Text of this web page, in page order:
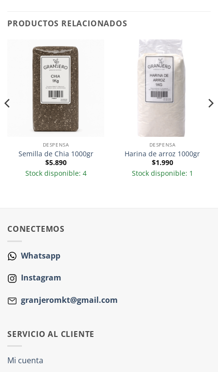
PRODUCTOS RELACIONADOS
DESPENSA
Semilla de Chia 1000gr
$5.890
Stock disponible: 4
DESPENSA
Harina de arroz 1000gr
$1.990
Stock disponible: 1
CONECTEMOS
Whatsapp
Instagram
granjeromkt@gmail.com
SERVICIO AL CLIENTE
Mi cuenta